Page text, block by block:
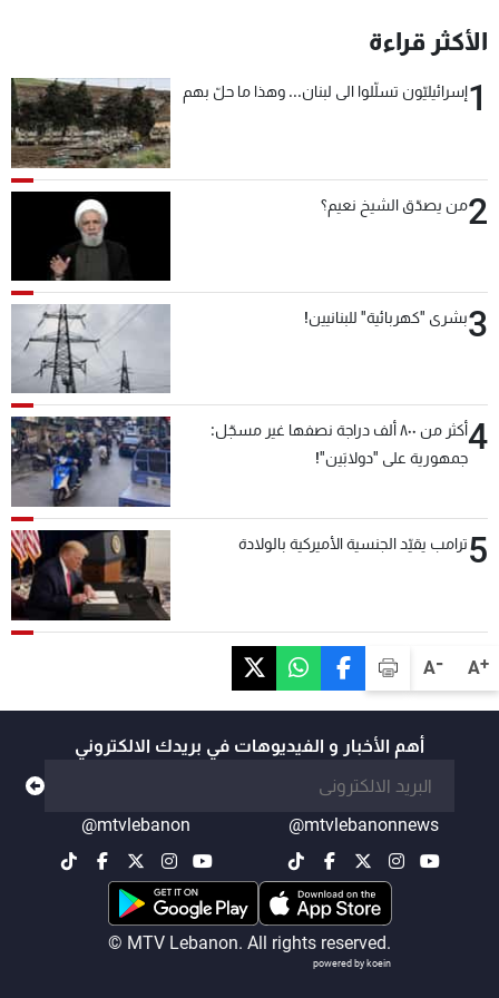
A+
A-
الأكثر قراءة
1إسرائيليّون تسلّلوا الى لبنان... وهذا ما حلّ بهم
2من يصدّق الشيخ نعيم؟
3بشرى "كهربائية" للبنانيين!
4
أكثر من ٨٠٠ ألف دراجة نصفها غير مسجّل:
جمهورية على "دولابَين"!
5ترامب يقيّد الجنسية الأميركية بالولادة
أهم الأخبار و الفيديوهات في بريدك الالكتروني
@mtvlebanonnews
@mtvlebanon
© MTV Lebanon. All rights reserved.
powered by koein
شاهد البرامج
الترددات
شروط الإسـتخدام
سياسة الخصوصية